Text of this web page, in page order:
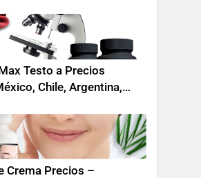
Testo a Precios
Chile, Argentina,
Ecuador, Costa Rica y
Crema Precios –